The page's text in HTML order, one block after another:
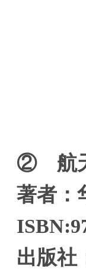
② 航
著者：
出版社